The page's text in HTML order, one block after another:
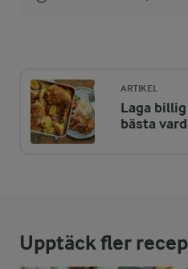
ENERGIDISTRIBUTION %
NÄRINGSVÄRDEN PER
Fett:
45,3 %
28,6 g
ARTIKEL
Laga
bästa
Upptäck fler